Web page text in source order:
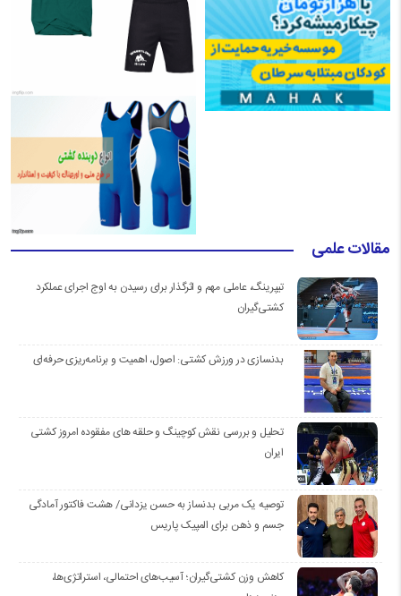
مقالات علمی
تیپرینگ، عاملی مهم و اثرگذار برای رسیدن به اوج اجرای عملکرد
کشتی‌گیران
بدنسازی در ورزش کشتی: اصول، اهمیت و برنامه‌ریزی حرفه‌ای
تحلیل و بررسی نقش کوچینگ و حلقه های مفقوده امروز کشتی
ایران
توصیه یک مربی بدنساز به حسن یزدانی/ هشت فاکتور آمادگی
جسم و ذهن برای المپیک پاریس
کاهش وزن کشتی‌گیران؛ آسیب‌های احتمالی، استراتژی‌ها،